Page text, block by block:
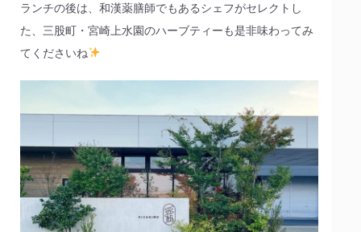
ランチの後は、和漢薬膳師でもあるシェフがセレクトし
た、三股町・宮崎上水園のハーブティーも是非味わってみ
てくださいね